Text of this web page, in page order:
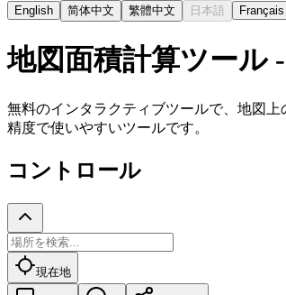
English 简体中文 繁體中文 日本語 Français
地図面積計算ツール
無料のインタラクティブツールで、地図
精度で使いやすいツールです。
コントロール
現在地